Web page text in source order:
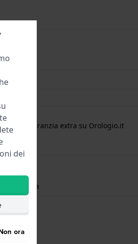
anno di garanzia extra su Orologio.it
analogica
dei
ora